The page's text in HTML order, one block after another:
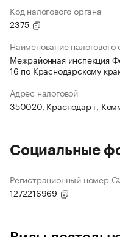
Код налогового органа
2375
Наименование налогового
Межрайонная инспекция
16 по Краснодарскому
Адрес налоговой
350020, Краснодар г,
Социальные
Регистрационный номер
1272216969